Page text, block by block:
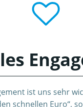
ist uns sehr
schnellen Euro“,